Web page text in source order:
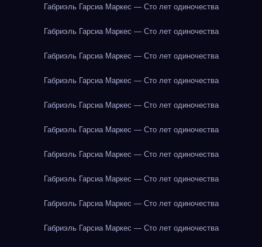
Габриэль Гарсиа Маркес — Сто лет одиночества
Габриэль Гарсиа Маркес — Сто лет одиночества
Габриэль Гарсиа Маркес — Сто лет одиночества
Габриэль Гарсиа Маркес — Сто лет одиночества
Габриэль Гарсиа Маркес — Сто лет одиночества
Габриэль Гарсиа Маркес — Сто лет одиночества
Габриэль Гарсиа Маркес — Сто лет одиночества
Габриэль Гарсиа Маркес — Сто лет одиночества
Габриэль Гарсиа Маркес — Сто лет одиночества
Габриэль Гарсиа Маркес — Сто лет одиночества